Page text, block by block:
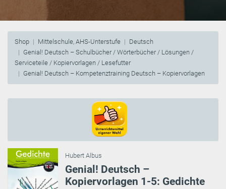
Shop Mittelschule, AHS-Unterstufe
Deutsch
Genial! Deutsch – Schulbücher / Wörterbücher / Lösungen /
Serviceteile / Kopiervorlagen / Lesefutter
Genial! Deutsch – Kompetenztraining Deutsch – Kopiervorlagen
Hubert Albus
Genial! Deutsch –
Kopiervorlagen 1-5: Gedichte